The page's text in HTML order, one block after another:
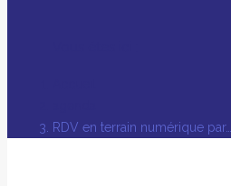
RDV en terrain numérique par…